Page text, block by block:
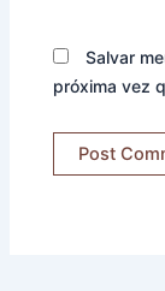
Salvar
próxima vez